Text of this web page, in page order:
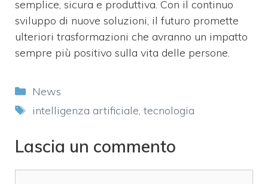
semplice, sicura e produttiva. Con il continuo
sviluppo di nuove soluzioni, il futuro promette
ulteriori trasformazioni che avranno un impatto
sempre più positivo sulla vita delle persone.
Categorie
News
Tag
intelligenza artificiale, tecnologia
Lascia un commento